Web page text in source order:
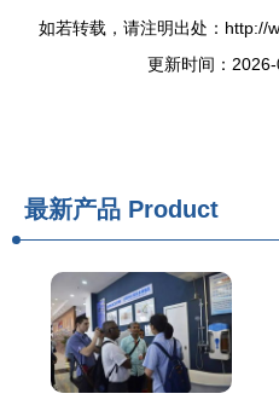
如若转载，请注明出处：http://
更新时间：
最新产品 Product